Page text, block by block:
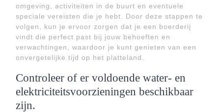
omgeving, activiteiten in de buurt en eventuele
speciale vereisten die je hebt. Door deze stappen te
volgen, kun je ervoor zorgen dat je een boerderij
vindt die perfect past bij jouw behoeften en
verwachtingen, waardoor je kunt genieten van een
onvergetelijke tijd op het platteland.
Controleer of er voldoende water- en
elektriciteitsvoorzieningen beschikbaar
zijn.